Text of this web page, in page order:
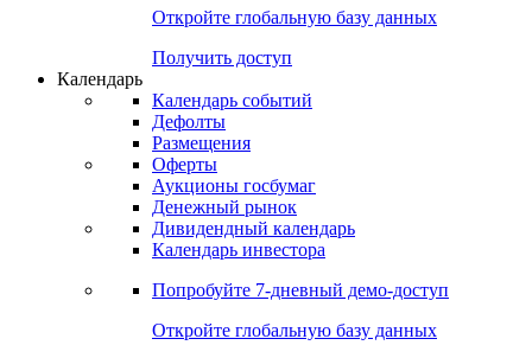
Откройте глобальную базу данных
Получить доступ
Календарь
Календарь событий
Дефолты
Размещения
Оферты
Аукционы госбумаг
Денежный рынок
Дивидендный календарь
Календарь инвестора
Попробуйте 7-дневный демо-доступ
Откройте глобальную базу данных